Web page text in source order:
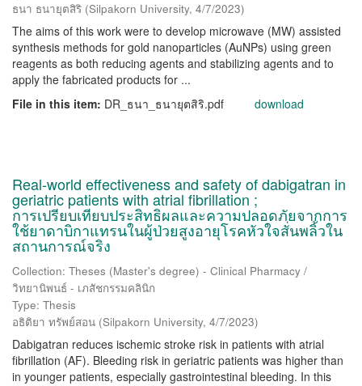
ธนา ธนายุตสิริ (Silpakorn University, 4/7/2023)
The aims of this work were to develop microwave (MW) assisted
synthesis methods for gold nanoparticles (AuNPs) using green
reagents as both reducing agents and stabilizing agents and to
apply the fabricated products for ...
File in this item: DR_ธนา_ธนายุตสิริ.pdf download
Real-world effectiveness and safety of dabigatran in
geriatric patients with atrial fibrillation ;
การเปรียบเทียบประสิทธิผลและความปลอดภัยจากการ
ใช้ยาดาบิกาแทรนในผู้ป่วยสูงอายุโรคหัวใจสั่นพลิ้วใน
สถานการณ์จริง
Collection: Theses (Master's degree) - Clinical Pharmacy /
วิทยานิพนธ์ - เภสัชกรรมคลินิก
Type: Thesis
อธิติยา ทรัพย์สอน (Silpakorn University, 4/7/2023)
Dabigatran reduces ischemic stroke risk in patients with atrial
fibrillation (AF). Bleeding risk in geriatric patients was higher than
in younger patients, especially gastrointestinal bleeding. In this